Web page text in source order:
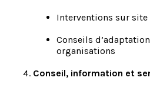
Interventions sur
Conseils
organisations
Conseil, information et